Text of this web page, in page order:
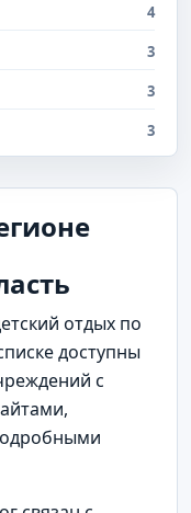
4
3
3
3
отдых по
доступны
с